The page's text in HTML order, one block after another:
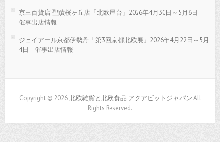
京王百貨店 聖蹟桜ヶ丘店「北欧屋台」2026年4月30日～5月6日
催事出店情報
ジェイアール京都伊勢丹「第3回京都北欧展」2026年4月22日～5月
4日 催事出店情報
Copyright © 2026北欧雑貨と北欧食品 アクアビットジャパン All
Rights Reserved.